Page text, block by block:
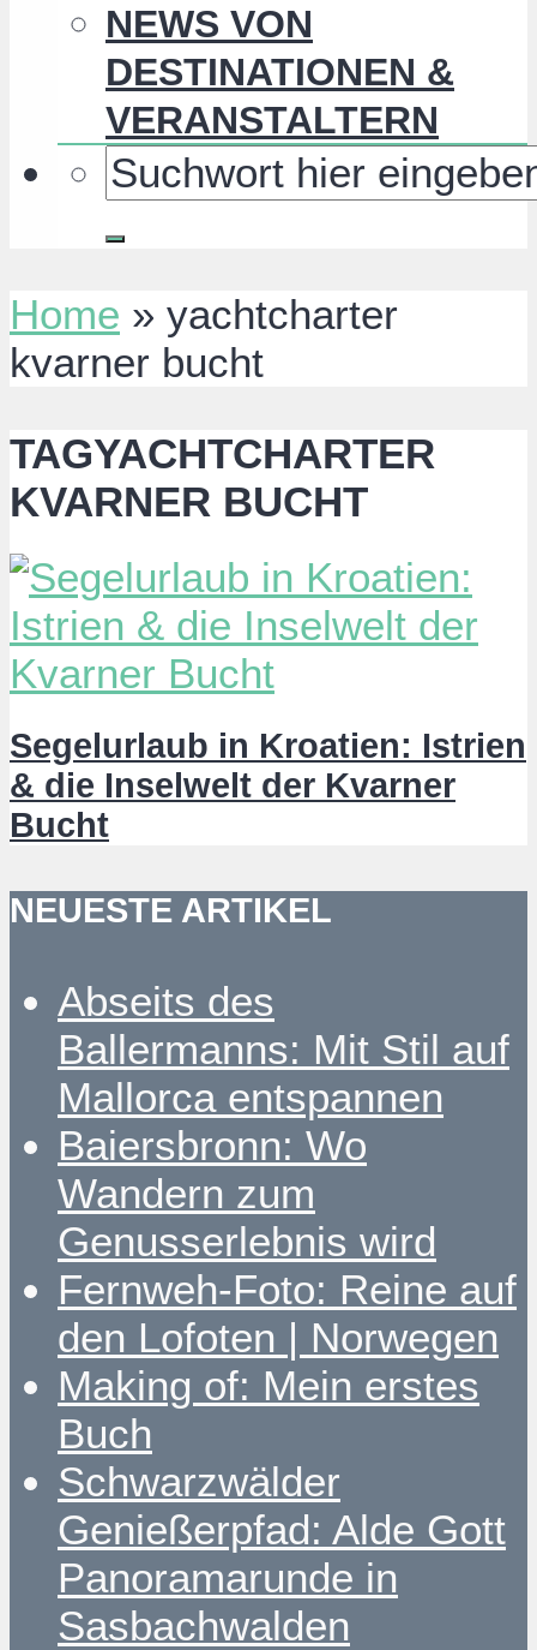
NEWS VON
DESTINATIONEN &
VERANSTALTERN
Home » yachtcharter
kvarner bucht
TAGYACHTCHARTER
KVARNER BUCHT
Segelurlaub in Kroatien: Istrien
& die Inselwelt der Kvarner
Bucht
NEUESTE ARTIKEL
Abseits des
Ballermanns: Mit Stil auf
Mallorca entspannen
Baiersbronn: Wo
Wandern zum
Genusserlebnis wird
Fernweh-Foto: Reine auf
den Lofoten | Norwegen
Making of: Mein erstes
Buch
Schwarzwälder
Genießerpfad: Alde Gott
Panoramarunde in
Sasbachwalden